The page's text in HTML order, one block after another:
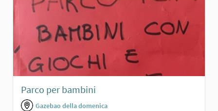
Parco per bambini
Gazebao della domenica